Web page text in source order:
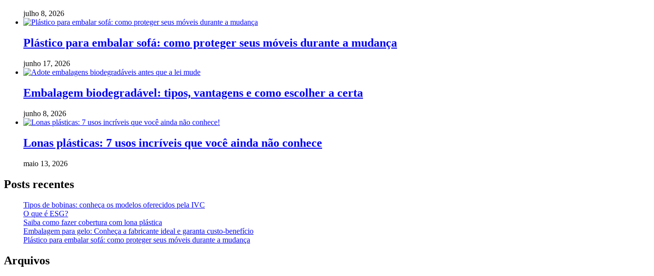
julho 8, 2026
Plástico para embalar sofá: como proteger seus móveis durante a mudança
junho 17, 2026
Embalagem biodegradável: tipos, vantagens e como escolher a certa
junho 8, 2026
Lonas plásticas: 7 usos incríveis que você ainda não conhece
maio 13, 2026
Posts recentes
Tipos de bobinas: conheça os modelos oferecidos pela IVC
O que é ESG?
Saiba como fazer cobertura com lona plástica
Embalagem para gelo: Conheça a fabricante ideal e garanta custo-benefício
Plástico para embalar sofá: como proteger seus móveis durante a mudança
Arquivos